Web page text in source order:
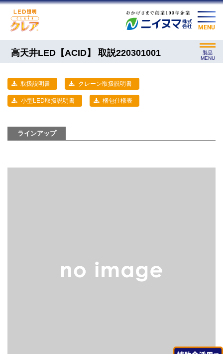
MENU
高天井LED【ACID】 取説220301001
製品
MENU
取扱説明書 クレーン取扱説明書
小型LED取扱説明書 梱包仕様表
ラインアップ